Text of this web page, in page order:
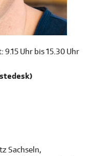
Uhr bis 15.30 Uhr
Sachseln,